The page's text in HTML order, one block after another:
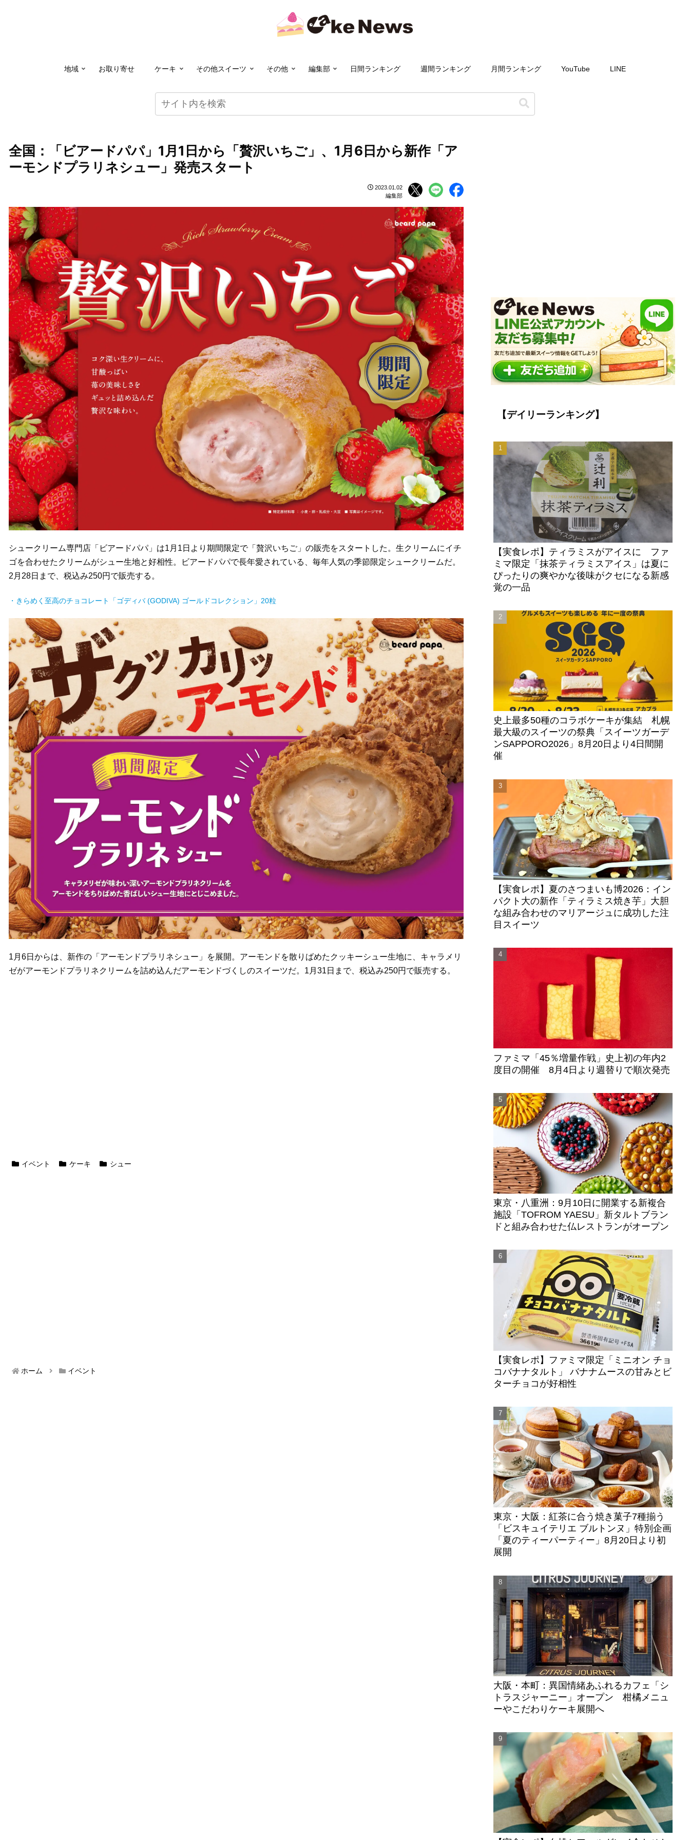
地域 お取り寄せ ケーキ その他スイーツ その他 編集部 日間ランキング 週間ランキング 月間ランキング YouTube LINE
全国：「ビアードパパ」1月1日から「贅沢いちご」、1月6日から新作「ア
ーモンドプラリネシュー」発売スタート
2023.01.02
編集部
シュークリーム専門店「ビアードパパ」は1月1日より期間限定で「贅沢いちご」の販売をスタートした。生クリームにイチ
ゴを合わせたクリームがシュー生地と好相性。ビアードパパで長年愛されている、毎年人気の季節限定シュークリームだ。
2月28日まで、税込み250円で販売する。
・きらめく至高のチョコレート「ゴディバ (GODIVA) ゴールドコレクション」20粒
1月6日からは、新作の「アーモンドプラリネシュー」を展開。アーモンドを散りばめたクッキーシュー生地に、キャラメリ
ゼがアーモンドプラリネクリームを詰め込んだアーモンドづくしのスイーツだ。1月31日まで、税込み250円で販売する。
イベント ケーキ シュー
ホーム イベント
【デイリーランキング】
【実食レポ】ティラミスがアイスに ファ
ミマ限定「抹茶ティラミスアイス」は夏に
ぴったりの爽やかな後味がクセになる新感
覚の一品
史上最多50種のコラボケーキが集結 札幌
最大級のスイーツの祭典「スイーツガーデ
ンSAPPORO2026」8月20日より4日間開
催
【実食レポ】夏のさつまいも博2026：イン
パクト大の新作「ティラミス焼き芋」大胆
な組み合わせのマリアージュに成功した注
目スイーツ
ファミマ「45％増量作戦」史上初の年内2
度目の開催 8月4日より週替りで順次発売
東京・八重洲：9月10日に開業する新複合
施設「TOFROM YAESU」新タルトブラン
ドと組み合わせた仏レストランがオープン
【実食レポ】ファミマ限定「ミニオン チョ
コバナナタルト」 バナナムースの甘みとビ
ターチョコが好相性
東京・大阪：紅茶に合う焼き菓子7種揃う
「ビスキュイテリエ ブルトンヌ」特別企画
「夏のティーパーティー」8月20日より初
展開
大阪・本町：異国情緒あふれるカフェ「シ
トラスジャーニー」オープン 柑橘メニュ
ーやこだわりケーキ展開へ